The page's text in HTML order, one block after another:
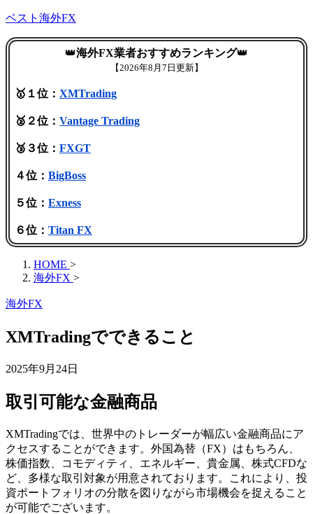
ベスト海外FX
👑海外FX業者おすすめランキング👑
【2026年8月7日更新】
🥇１位： XMTrading
🥈２位： Vantage Trading
🥉３位： FXGT
４位： BigBoss
５位： Exness
６位： Titan FX
HOME >
海外FX >
海外FX
XMTradingでできること
2025年9月24日
取引可能な金融商品
XMTradingでは、世界中のトレーダーが幅広い金融商品にア
クセスすることができます。外国為替（FX）はもちろん、
株価指数、コモディティ、エネルギー、貴金属、株式CFDな
ど、多様な取引対象が用意されております。これにより、投
資ポートフォリオの分散を図りながら市場機会を捉えること
が可能でございます。